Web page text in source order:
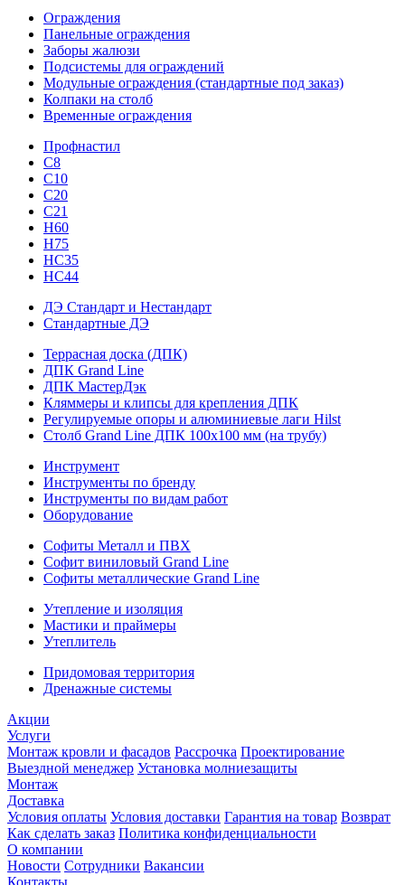
Ограждения
Панельные ограждения
Заборы жалюзи
Подсистемы для ограждений
Модульные ограждения (стандартные под заказ)
Колпаки на столб
Временные ограждения
Профнастил
С8
С10
С20
С21
H60
H75
HС35
НС44
ДЭ Стандарт и Нестандарт
Стандартные ДЭ
Террасная доска (ДПК)
ДПК Grand Line
ДПК МастерДэк
Кляммеры и клипсы для крепления ДПК
Регулируемые опоры и алюминиевые лаги Hilst
Столб Grand Line ДПК 100х100 мм (на трубу)
Инструмент
Инструменты по бренду
Инструменты по видам работ
Оборудование
Софиты Металл и ПВХ
Софит виниловый Grand Line
Софиты металлические Grand Line
Утепление и изоляция
Мастики и праймеры
Утеплитель
Придомовая территория
Дренажные системы
Акции
Услуги
Монтаж кровли и фасадов Рассрочка Проектирование
Выездной менеджер Установка молниезащиты
Монтаж
Доставка
Условия оплаты Условия доставки Гарантия на товар Возврат
Как сделать заказ Политика конфиденциальности
О компании
Новости Сотрудники Вакансии
Контакты